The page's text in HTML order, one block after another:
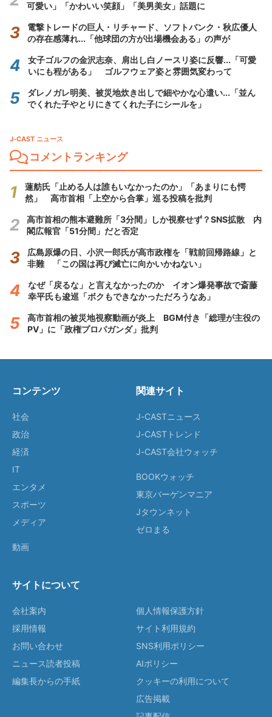
可愛い」「かわいい笑顔」「美男美女」話題に
電撃トレードの巨人・リチャード、ソフトバンク・秋広優人
の存在感薄れ...「他球団の方が出場機会ある」の声が
女子ゴルフの金沢志奈、肩出し白ノースリ姿に反響...「可愛
いにも程がある」 ゴルフウェア姿と雰囲気変わって
ダレノガレ明美、被災地炊き出しで細やかな心遣い...「並ん
でくれた子やとりにきてくれた子にシールを」
J-CAST ニュース
コメントランキング
蓮舫氏「止める人は誰もいなかったのか」「あまりにも愕
然」 高市首相「上空から合掌」巡る投稿を批判
高市首相の熊本避難所「3分間」しか視察せず？SNS拡散 内
閣広報官「51分間」だと否定
広島原爆の日、小沢一郎氏が高市政権を「戦前回帰路線」と
非難 「この国は再び滅亡に向かいかねない」
なぜ「戻るな」と言えなかったのか イオン爆発事故で斎藤
幸平氏も逡巡「ボクもできなかっただろうなあ」
高市首相の被災地視察動画が炎上 BGM付き「総理が主役の
PV」に「政権プロパガンダ」批判
コンテンツ
社会
政治
経済
IT
エンタメ
スポーツ
メディア
動画
関連サイト
J-CASTニュース
J-CASTトレンド
J-CAST会社ウォッチ
BOOKウォッチ
東京バーゲンマニア
Jタウンネット
ゼロまる
サイトについて
会社案内
採用情報
お問い合わせ
ニュース読者投稿
編集長からの手紙
個人情報保護方針
サイト利用規約
SNS利用ポリシー
AIポリシー
クッキーの利用について
広告掲載